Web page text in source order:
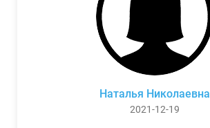
Наталья Николаевна
2021-12-19